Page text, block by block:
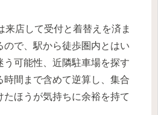
来店して受付と着替えを済ま
ので、駅から徒歩圏内とはい
う可能性、近隣駐車場を探す
時間まで含めて逆算し、集合
ほうが気持ちに余裕を持て